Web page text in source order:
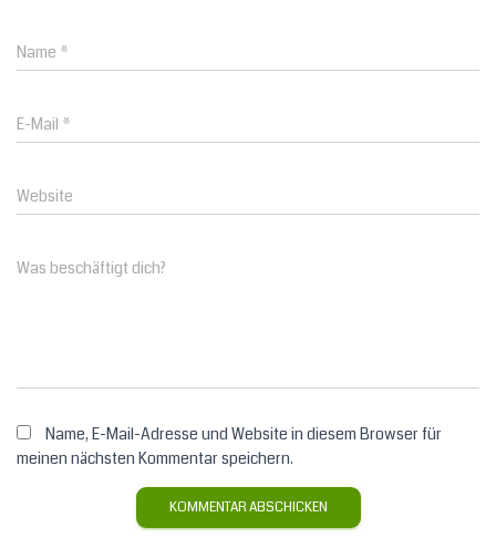
Name *
E-Mail *
Website
Was beschäftigt dich?
Name, E-Mail-Adresse und Website in diesem Browser für
meinen nächsten Kommentar speichern.